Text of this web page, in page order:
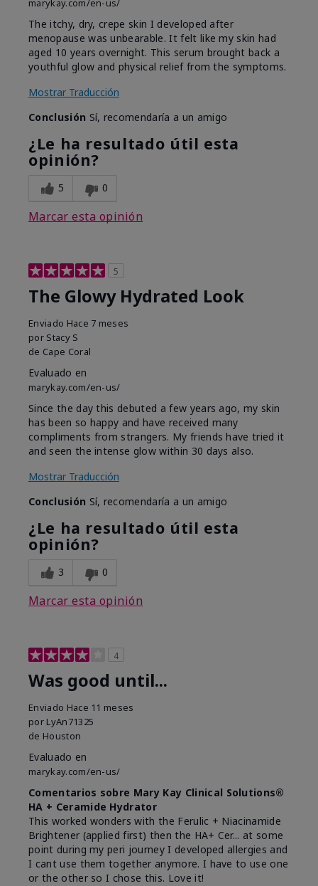
marykay.com/en-us/
The itchy, dry, crepe skin I developed after
menopause was unbearable. It felt like my skin had
aged 10 years overnight. This serum brought back a
youthful glow and physical relief from the symptoms.
Mostrar Traducción
Conclusión Sí, recomendaría a un amigo
¿Le ha resultado útil esta
opinión?
5 0
Marcar esta opinión
5
The Glowy Hydrated Look
Enviado Hace 7 meses
por Stacy S
de Cape Coral
Evaluado en
marykay.com/en-us/
Since the day this debuted a few years ago, my skin
has been so happy and have received many
compliments from strangers. My friends have tried it
and seen the intense glow within 30 days also.
Mostrar Traducción
Conclusión Sí, recomendaría a un amigo
¿Le ha resultado útil esta
opinión?
3 0
Marcar esta opinión
4
Was good until...
Enviado Hace 11 meses
por LyAn71325
de Houston
Evaluado en
marykay.com/en-us/
Comentarios sobre Mary Kay Clinical Solutions®
HA + Ceramide Hydrator
This worked wonders with the Ferulic + Niacinamide
Brightener (applied first) then the HA+ Cer... at some
point during my peri journey I developed allergies and
I cant use them together anymore. I have to use one
or the other so I chose this. Love it!